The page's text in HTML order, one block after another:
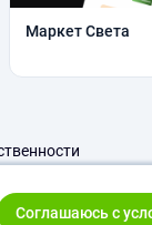
Маркет Света
Соглашаюсь с